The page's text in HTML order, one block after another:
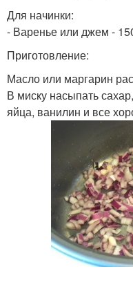
Для начинки:
- Варенье или джем -
Приготовление:
Масло или маргарин
В миску насыпать
яйца, ванилин и все